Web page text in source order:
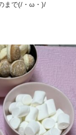
まで(/・ω・)/